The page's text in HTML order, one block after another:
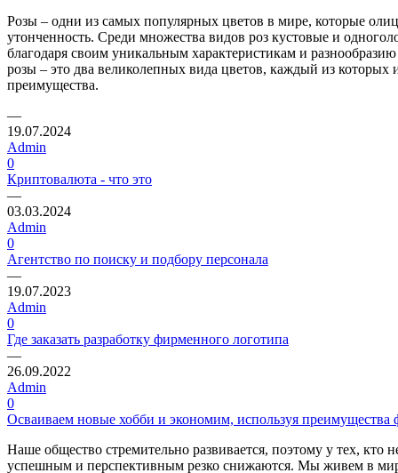
Розы – одни из самых популярных цветов в мире, которые
утонченность. Среди множества видов роз кустовые и
благодаря своим уникальным характеристикам и
розы – это два великолепных вида цветов, каждый из которых
преимущества.
—
19.07.2024
Admin
0
Криптовалюта - что это
—
03.03.2024
Admin
0
Агентство по поиску и подбору персонала
—
19.07.2023
Admin
0
Где заказать разработку фирменного логотипа
—
26.09.2022
Admin
0
Осваиваем новые хобби и экономим, используя преимущества
Наше общество стремительно развивается, поэтому у тех, кто
успешным и перспективным резко снижаются. Мы живем в